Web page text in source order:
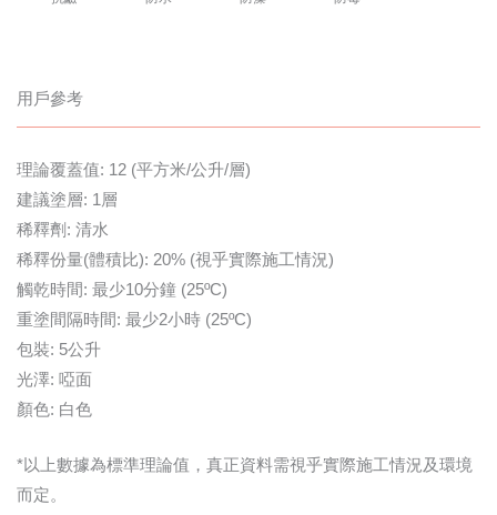
用戶參考
理論覆蓋值: 12 (平方米/公升/層)
建議塗層: 1層
稀釋劑: 清水
稀釋份量(體積比): 20% (視乎實際施工情況)
觸乾時間: 最少10分鐘 (25ºC)
重塗間隔時間: 最少2小時 (25ºC)
包裝: 5公升
光澤: 啞面
顏色: 白色
*以上數據為標準理論值，真正資料需視乎實際施工情況及環境
而定。